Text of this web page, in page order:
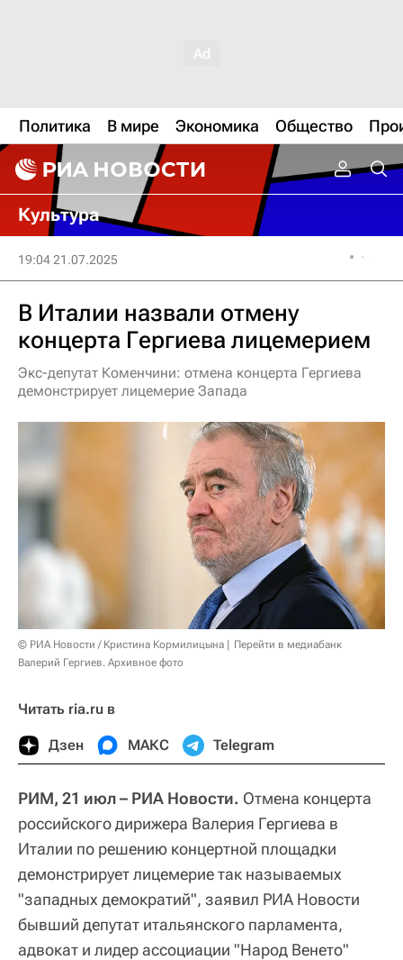
Политика В мире Экономика Общество
Культура
19:04 21.07.2025
В Италии назвали отмену
концерта Гергиева лицемерием
Экс-депутат Коменчини: отмена концерта Гергиева
демонстрирует лицемерие Запада
© РИА Новости / Кристина Кормилицына
Перейти в медиабанк
Валерий Гергиев. Архивное фото
Читать ria.ru в
Дзен МАКС Telegram
РИМ, 21 июл – РИА Новости. Отмена концерта
российского дирижера Валерия Гергиева в
Италии по решению концертной площадки
демонстрирует лицемерие так называемых
"западных демократий", заявил РИА Новости
бывший депутат итальянского парламента,
адвокат и лидер ассоциации "Народ Венето"